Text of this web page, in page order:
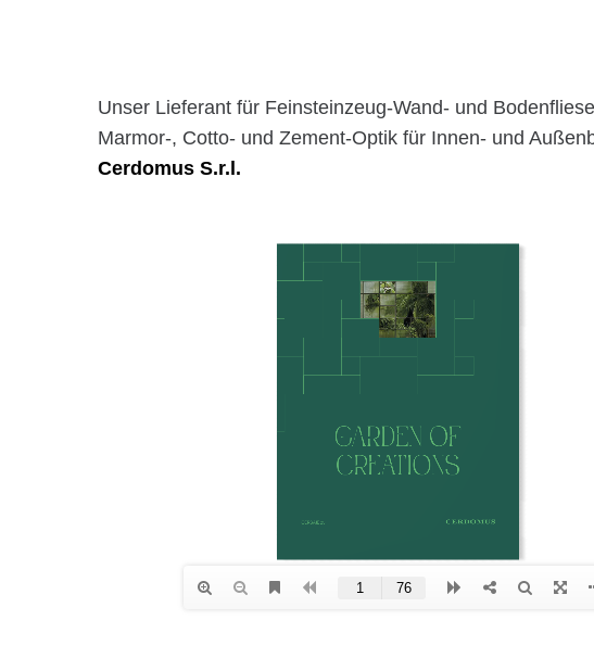
Unser Lieferant für Feinsteinzeug-Wand- und
Marmor-, Cotto- und Zement-Optik für Innen- und
Cerdomus S.r.l.